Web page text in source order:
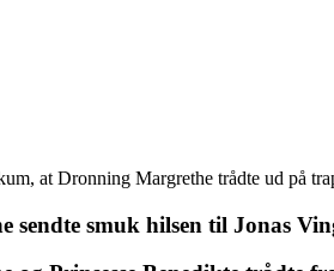
at Dronning Margrethe trådte ud på
sendte smuk hilsen til Jonas